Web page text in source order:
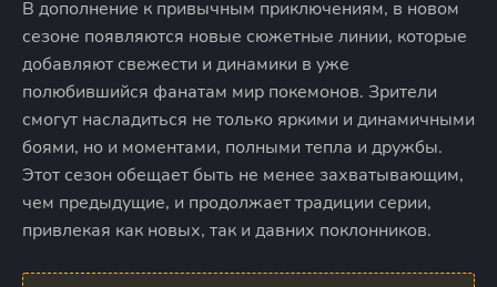
В дополнение к привычным приключениям, в новом
сезоне появляются новые сюжетные линии, которые
добавляют свежести и динамики в уже
полюбившийся фанатам мир покемонов. Зрители
смогут насладиться не только яркими и динамичными
боями, но и моментами, полными тепла и дружбы.
Этот сезон обещает быть не менее захватывающим,
чем предыдущие, и продолжает традиции серии,
привлекая как новых, так и давних поклонников.